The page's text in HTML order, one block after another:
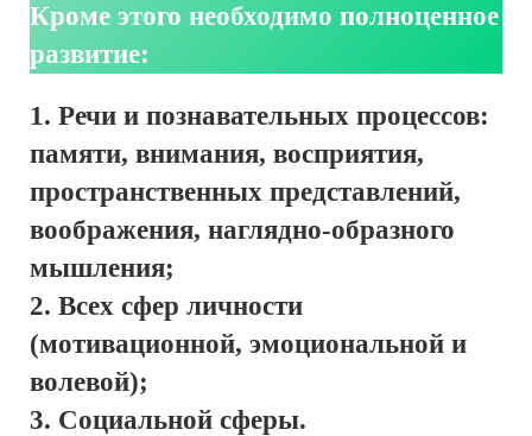
Кроме этого необходимо полноценное
развитие:
Речи и познавательных процессов:
памяти, внимания, восприятия,
пространственных представлений,
воображения, наглядно-образного
мышления;
Всех сфер личности
(мотивационной, эмоциональной и
волевой);
Социальной сферы.